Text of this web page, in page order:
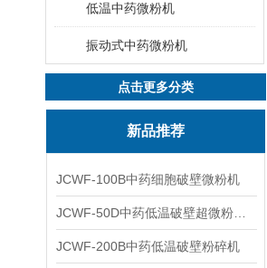
低温中药微粉机
振动式中药微粉机
点击更多分类
新品推荐
JCWF-100B中药细胞破壁微粉机
JCWF-200B中药低温破壁粉碎机